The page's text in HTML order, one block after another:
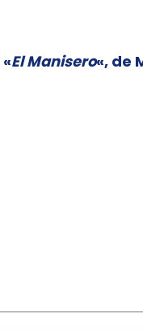
«El Manisero«, de